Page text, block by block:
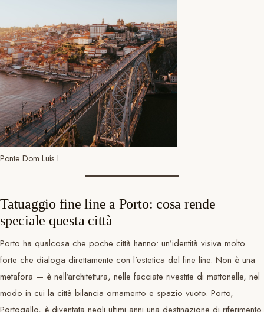
Ponte Dom Luís I
Tatuaggio fine line a Porto: cosa rende
speciale questa città
Porto ha qualcosa che poche città hanno: un’identità visiva molto
forte che dialoga direttamente con l’estetica del fine line. Non è una
metafora — è nell’architettura, nelle facciate rivestite di mattonelle, nel
modo in cui la città bilancia ornamento e spazio vuoto. Porto,